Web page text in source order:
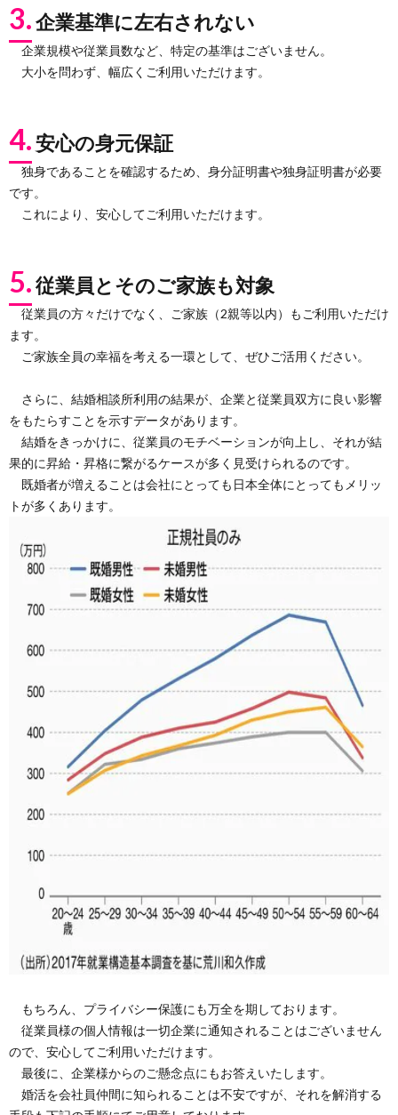
3.企業基準に左右されない
企業規模や従業員数など、特定の基準はございません。
大小を問わず、幅広くご利用いただけます。
4.安心の身元保証
独身であることを確認するため、身分証明書や独身証明書が必要
です。
これにより、安心してご利用いただけます。
5.従業員とそのご家族も対象
従業員の方々だけでなく、ご家族（2親等以内）もご利用いただけ
ます。
ご家族全員の幸福を考える一環として、ぜひご活用ください。
さらに、結婚相談所利用の結果が、企業と従業員双方に良い影響
をもたらすことを示すデータがあります。
結婚をきっかけに、従業員のモチベーションが向上し、それが結
果的に昇給・昇格に繋がるケースが多く見受けられるのです。
既婚者が増えることは会社にとっても日本全体にとってもメリッ
トが多くあります。
もちろん、プライバシー保護にも万全を期しております。
従業員様の個人情報は一切企業に通知されることはございません
ので、安心してご利用いただけます。
最後に、企業様からのご懸念点にもお答えいたします。
婚活を会社員仲間に知られることは不安ですが、それを解消する